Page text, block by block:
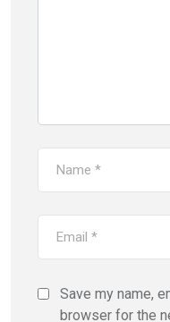
Save my name,
browser for the